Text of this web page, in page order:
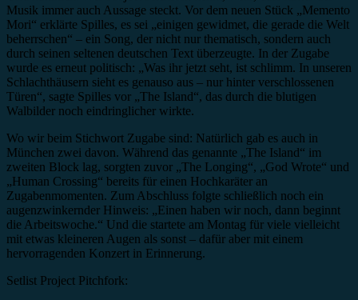
Musik immer auch Aussage steckt. Vor dem neuen Stück „Memento
Mori“ erklärte Spilles, es sei „einigen gewidmet, die gerade die Welt
beherrschen“ – ein Song, der nicht nur thematisch, sondern auch
durch seinen seltenen deutschen Text überzeugte. In der Zugabe
wurde es erneut politisch: „Was ihr jetzt seht, ist schlimm. In unseren
Schlachthäusern sieht es genauso aus – nur hinter verschlossenen
Türen“, sagte Spilles vor „The Island“, das durch die blutigen
Walbilder noch eindringlicher wirkte.
Wo wir beim Stichwort Zugabe sind: Natürlich gab es auch in
München zwei davon. Während das genannte „The Island“ im
zweiten Block lag, sorgten zuvor „The Longing“, „God Wrote“ und
„Human Crossing“ bereits für einen Hochkaräter an
Zugabenmomenten. Zum Abschluss folgte schließlich noch ein
augenzwinkernder Hinweis: „Einen haben wir noch, dann beginnt
die Arbeitswoche.“ Und die startete am Montag für viele vielleicht
mit etwas kleineren Augen als sonst – dafür aber mit einem
hervorragenden Konzert in Erinnerung.
Setlist Project Pitchfork: